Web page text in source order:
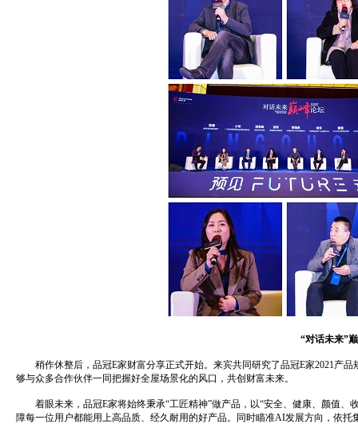
“对话未来”巅
稍作休整后，品冠E家财富分享正式开始。来宾共同研究了品冠E家2021产品
够与众多合作伙伴一同把握好全屋场景化的风口，共创财富未来。
着眼未来，品冠E家将始终秉承“工匠精神”做产品，以“安全、健康、颜值、
障每一位用户都能用上高品质、经久耐用的好产品。同时瞄准AI发展方向，依